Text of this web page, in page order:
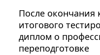
После окончания
итогового
диплом о
переподготовке